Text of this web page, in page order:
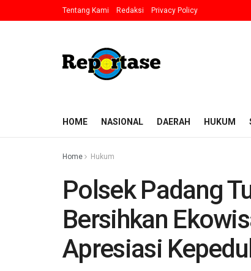
Tentang Kami Redaksi Privacy Policy
HOME NASIONAL DAERAH HUKUM
Home Hukum
Polsek Padang
Bersihkan
Apresiasi